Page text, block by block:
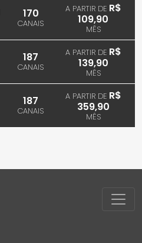
170
CANAIS
A PARTIR DE R$
109,90
MÊS
187
CANAIS
A PARTIR DE R$
139,90
MÊS
187
CANAIS
A PARTIR DE R$
359,90
MÊS